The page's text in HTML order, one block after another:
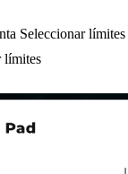
Seleccionar
límites